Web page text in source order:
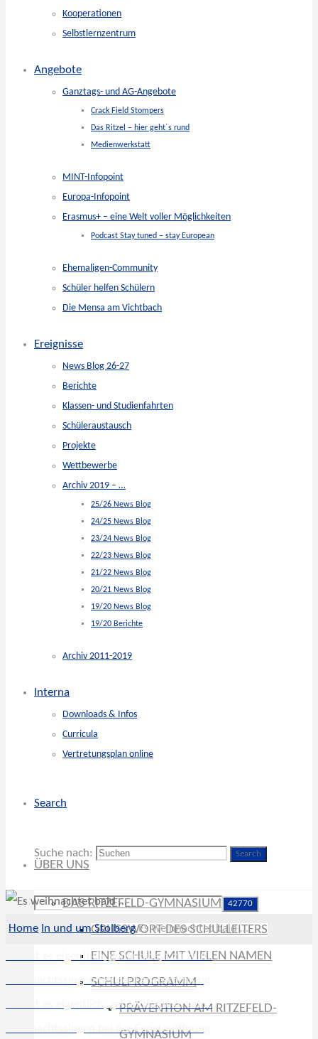
Kooperationen
Selbstlernzentrum
Angebote
Ganztags- und AG-Angebote
Crack Field Stompers
Das Ritzel – hier geht´s rund
Medienwerkstatt
MINT-Infopoint
Europa-Infopoint
Erasmus+ – eine Welt voller Möglichkeiten
Podcast Stay tuned – stay European
Ehemaligen-Community
Schüler helfen Schülern
Die Mensa am Vichtbach
Ereignisse
News Blog 26-27
Berichte
Klassen- und Studienfahrten
Schüleraustausch
Projekte
Wettbewerbe
Archiv 2019 – …
25/26 News Blog
24/25 News Blog
23/24 News Blog
22/23 News Blog
21/22 News Blog
20/21 News Blog
19/20 News Blog
19/20 Berichte
Archiv 2011-2019
Interna
Downloads & Infos
Curricula
Vertretungsplan online
Search
Suche nach: Search
ÜBER UNS
DAS RITZEFELD-GYMNASIUM
GRUSSWORT DES SCHULLEITERS
EINE SCHULE MIT VIELEN NAMEN
SCHULPROGRAMM
PRÄVENTION AM RITZEFELD-
GYMNASIUM
Home In und um Stolberg Es weihnachtet bald …
Wie ist es eigentlich, gehandicapt zu sein?
Weihnachtssingen bei der Fensteröffnung
Wie ist es eigentlich, gehandicapt zu sein?
Weihnachtssingen bei der Fensteröffnung